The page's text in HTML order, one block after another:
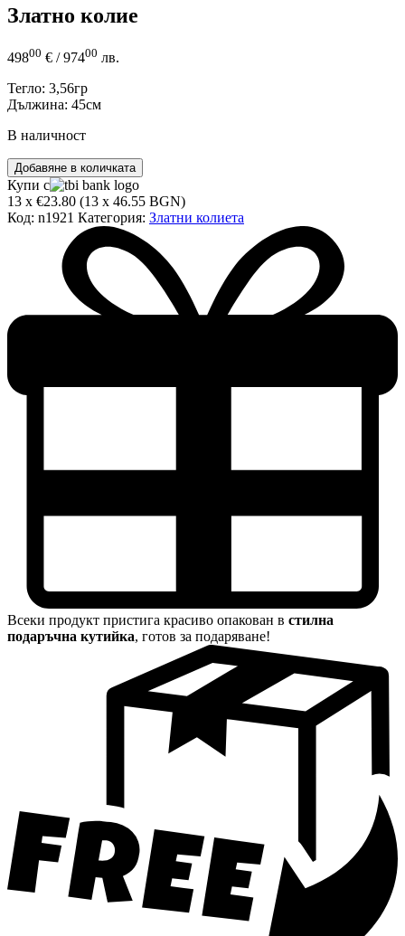
Златно колие
49800 € / 97400 лв.
Тегло: 3,56гр
Дължина: 45см
В наличност
количество
за
Златно
колие
Добавяне в количката
Купи с
13 x €23.80 (13 x 46.55 BGN)
Код: n1921 Категория: Златни колиета
Всеки продукт пристига красиво опакован в стилна
подаръчна кутийка, готов за подаряване!